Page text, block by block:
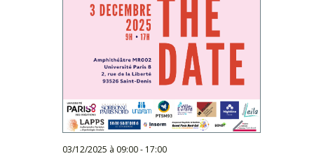
03/12/2025 à 09:00- 17:00